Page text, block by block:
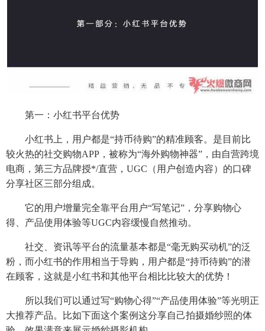
第一：小红书平台优势
小红书上，用户都是“持币待购”的精准顾客。是目前比
较火热的社交购物APP，被称为“海外购物神器”，由自营跨境
电商，第三方品牌授*/直营，UGC（用户创造内容）的口碑
分享社区三部分组成。
它的用户增量完全靠平台用户“写笔记”，分享购物心
得、产品使用体验等UGC内容缓慢自然推动。
社交、资讯等平台的流量基本都是“毫无购买动机”的泛
粉，而小红书的作用相当于导购，用户都是“持币待购”的潜
在顾客，这就是小红书和其他平台相比比较大的优势！
所以我们可以通过写“购物心得”“产品使用体验”等光明正
大推荐产品。比如下面这个案例这分享自己拍摄婚纱照的体